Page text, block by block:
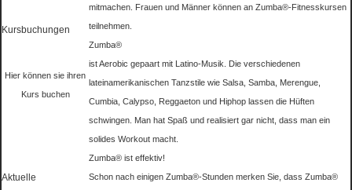
Kursbuchungen
Hier können sie ihren
Kurs buchen
Aktuelle
mitmachen. Frauen und Männer können an Zumba®-Fitnesskursen
teilnehmen.
Zumba®
ist Aerobic gepaart mit Latino-Musik. Die verschiedenen
lateinamerikanischen Tanzstile wie Salsa, Samba, Merengue,
Cumbia, Calypso, Reggaeton und Hiphop lassen die Hüften
schwingen. Man hat Spaß und realisiert gar nicht, dass man ein
solides Workout macht.
Zumba® ist effektiv!
Schon nach einigen Zumba®-Stunden merken Sie, dass Zumba®